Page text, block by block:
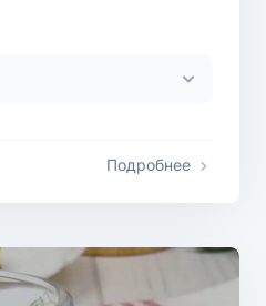
Подробнее